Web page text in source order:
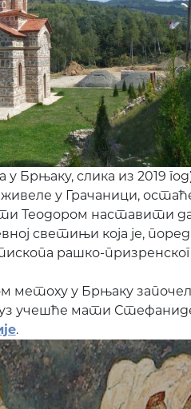
у Брњаку, слика из 2019
у Грачаници,
Теодором наставити да
светињи која је,
рашко-призренског
метоху у Брњаку
уз учешће мати
.